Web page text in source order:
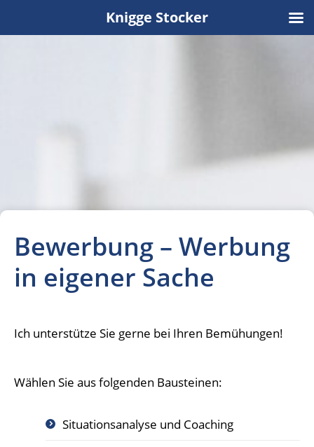
Bewerbung – Werbung
in eigener Sache
Ich unterstütze Sie gerne bei Ihren Bemühungen!
Wählen Sie aus folgenden Bausteinen:
Situationsanalyse und Coaching
Knigge Stocker